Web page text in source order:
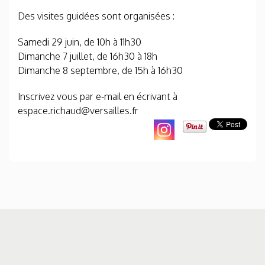
Des visites guidées sont organisées :
Samedi 29 juin, de 10h à 11h30
Dimanche 7 juillet, de 16h30 à 18h
Dimanche 8 septembre, de 15h à 16h30
Inscrivez vous par e-mail en écrivant à
espace.richaud@versailles.fr